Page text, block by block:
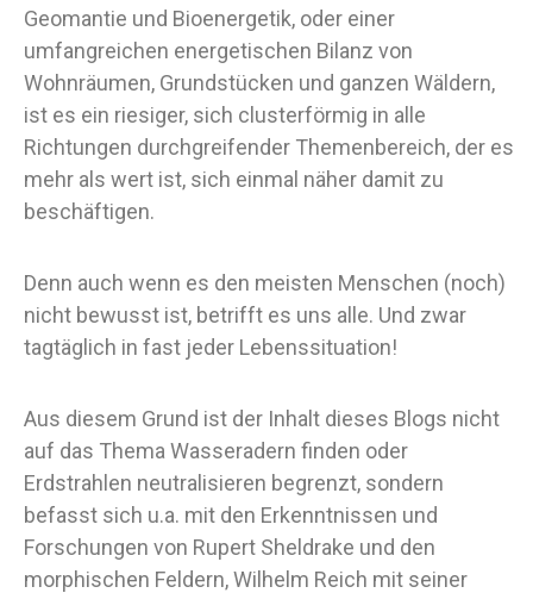
Geomantie und Bioenergetik, oder einer
umfangreichen energetischen Bilanz von
Wohnräumen, Grundstücken und ganzen Wäldern,
ist es ein riesiger, sich clusterförmig in alle
Richtungen durchgreifender Themenbereich, der es
mehr als wert ist, sich einmal näher damit zu
beschäftigen.
Denn auch wenn es den meisten Menschen (noch)
nicht bewusst ist, betrifft es uns alle. Und zwar
tagtäglich in fast jeder Lebenssituation!
Aus diesem Grund ist der Inhalt dieses Blogs nicht
auf das Thema Wasseradern finden oder
Erdstrahlen neutralisieren begrenzt, sondern
befasst sich u.a. mit den Erkenntnissen und
Forschungen von Rupert Sheldrake und den
morphischen Feldern, Wilhelm Reich mit seiner